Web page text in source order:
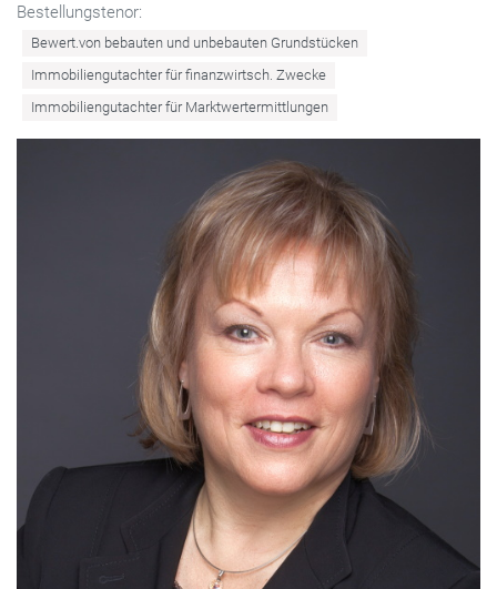
Bestellungstenor:
Bewert.von bebauten und unbebauten Grundstücken
Immobiliengutachter für finanzwirtsch. Zwecke
Immobiliengutachter für Marktwertermittlungen